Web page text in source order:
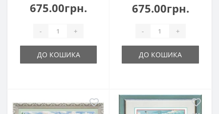
675.00грн.
- +
ДО КОШИКА
675.00грн.
- +
ДО КОШИКА